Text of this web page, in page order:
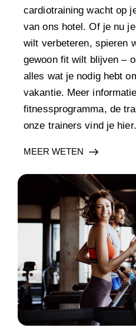
cardiotraining wacht op
van ons hotel. Of je nu
wilt verbeteren, spieren
gewoon fit wilt blijven –
alles wat je nodig hebt
vakantie. Meer
fitnessprogramma, de
onze trainers vind je hier.
MEER WETEN